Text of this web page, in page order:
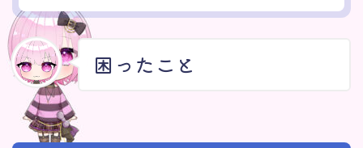
困ったこと